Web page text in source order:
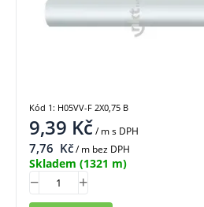
9,39 Kč/ ms DPH
7,76 Kč/ m bez DPH
Skladem (1321 m)
Kód 1: H05VV-F 2X0,75 B